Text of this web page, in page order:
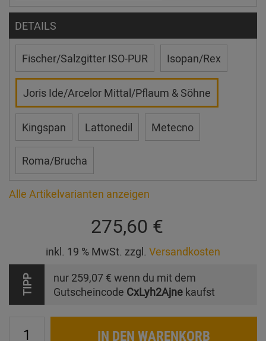
DETAILS
Fischer/Salzgitter ISO-PUR Isopan/Rex
Joris Ide/Arcelor Mittal/Pflaum & Söhne
Kingspan Lattonedil Metecno
Roma/Brucha
Alle Artikelvarianten anzeigen
275,60 €
inkl. 19 % MwSt. zzgl. Versandkosten
TIPP nur 259,07 € wenn du mit dem
Gutscheincode CxLyh2Ajne kaufst
IN DEN WARENKORB